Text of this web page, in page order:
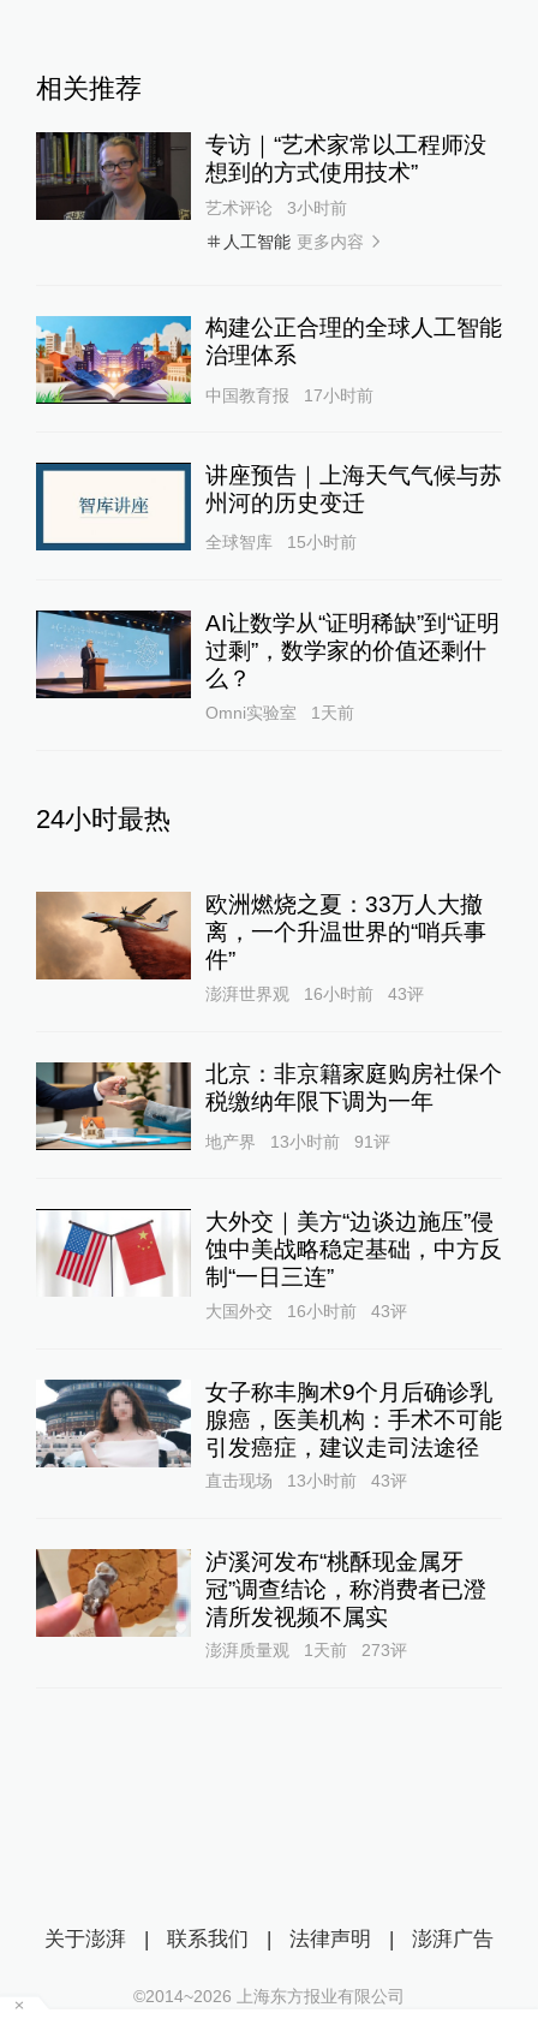
相关推荐
专访｜“艺术家常以工程师没
想到的方式使用技术”
艺术评论
3小时前
人工智能 更多内容
构建公正合理的全球人工智能
治理体系
中国教育报 17小时前
讲座预告｜上海天气气候与苏
州河的历史变迁
全球智库 15小时前
AI让数学从“证明稀缺”到“证明
过剩”，数学家的价值还剩什
么？
Omni实验室 1天前
24小时最热
欧洲燃烧之夏：33万人大撤
离，一个升温世界的“哨兵事
件”
澎湃世界观 16小时前 43评
北京：非京籍家庭购房社保个
税缴纳年限下调为一年
地产界 13小时前 91评
大外交｜美方“边谈边施压”侵
蚀中美战略稳定基础，中方反
制“一日三连”
大国外交 16小时前 43评
女子称丰胸术9个月后确诊乳
腺癌，医美机构：手术不可能
引发癌症，建议走司法途径
直击现场 13小时前 43评
泸溪河发布“桃酥现金属牙
冠”调查结论，称消费者已澄
清所发视频不属实
澎湃质量观 1天前 273评
关于澎湃 | 联系我们 | 法律声明 | 澎湃广告
©2014~2026 上海东方报业有限公司